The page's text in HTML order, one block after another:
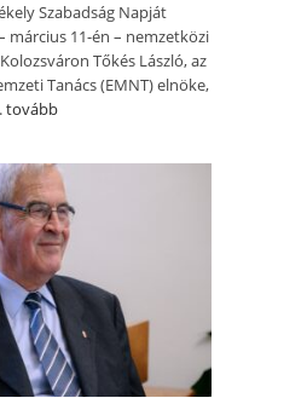
Szabadság Napját
11-én – nemzetközi
Tőkés László, az
Tanács (EMNT) elnöke,
tovább